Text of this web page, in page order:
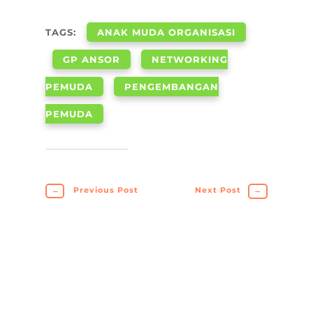
TAGS: ANAK MUDA ORGANISASI
GP ANSOR NETWORKING
PEMUDA PENGEMBANGAN
PEMUDA
← Previous Post Next Post →